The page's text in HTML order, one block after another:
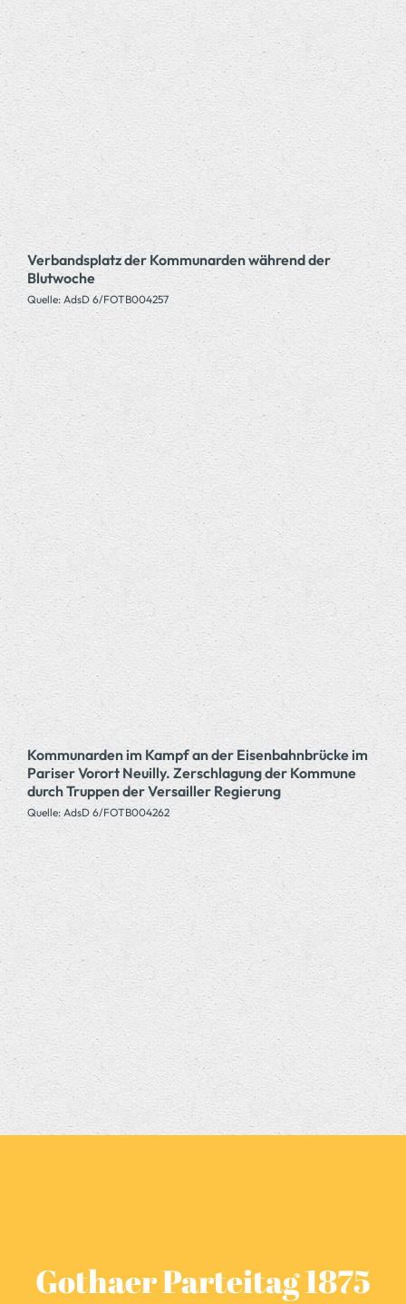
Verbandsplatz der Kommunarden während der
Blutwoche
Quelle: AdsD 6/FOTB004257
Kommunarden im Kampf an der Eisenbahnbrücke im
Pariser Vorort Neuilly. Zerschlagung der Kommune
durch Truppen der Versailler Regierung
Quelle: AdsD 6/FOTB004262
Gothaer Parteitag 1875